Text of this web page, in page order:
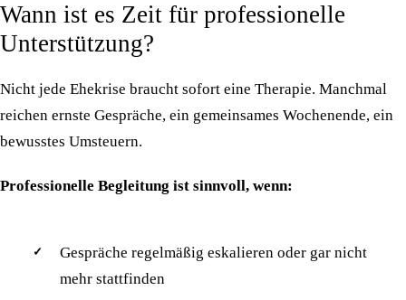
Wann ist es Zeit für professionelle
Unterstützung?
Nicht jede Ehekrise braucht sofort eine Therapie. Manchmal
reichen ernste Gespräche, ein gemeinsames Wochenende, ein
bewusstes Umsteuern.
Professionelle Begleitung ist sinnvoll, wenn:
Gespräche regelmäßig eskalieren oder gar nicht
mehr stattfinden